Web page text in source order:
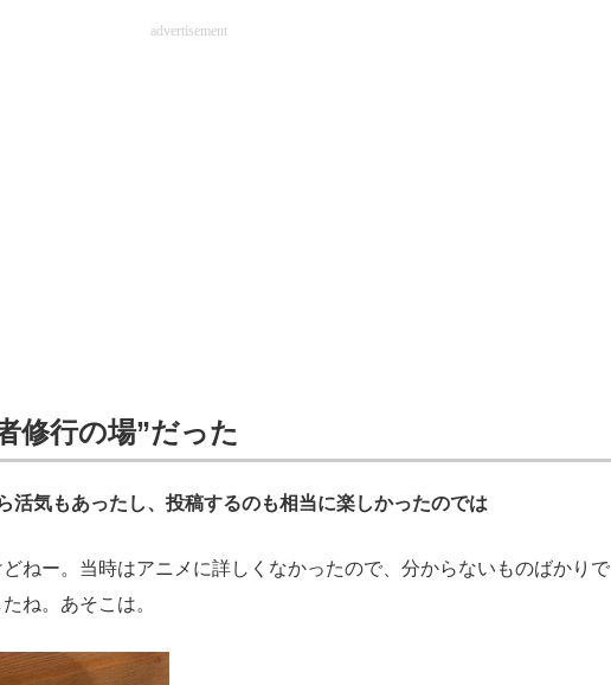
advertisement
修行の場”だった
気もあったし、投稿するのも相当に楽しかったのでは
ねー。当時はアニメに詳しくなかったので、分からないものばかりで
ね。あそこは。